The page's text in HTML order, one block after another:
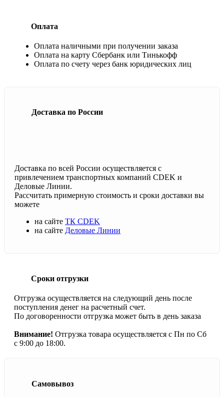
Оплата
Оплата наличными при получении заказа
Оплата на карту Сбербанк или Тинькофф
Оплата по счету через банк юридических лиц
Доставка по России
Доставка по всей России осуществляется с
привлечением транспортных компаний CDEK и
Деловые Линии.
Рассчитать примерную стоимость и сроки доставки вы
можете
на сайте ТК CDEK
на сайте Деловые Линии
Сроки отгрузки
Отгрузка осуществляется на следующий день после
поступления денег на расчетный счет.
По договоренности отгрузка может быть в день заказа
Внимание! Отгрузка товара осуществляется с Пн по Сб
с 9:00 до 18:00.
Самовывоз